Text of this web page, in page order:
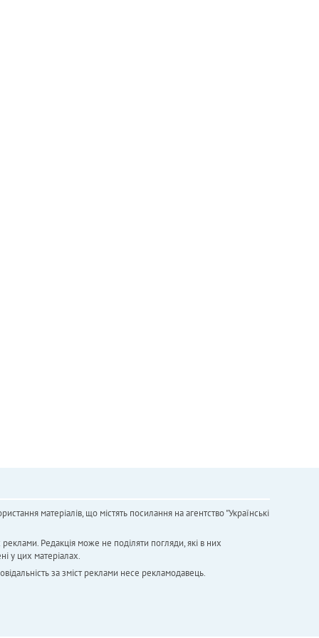
матеріалів, що містять посилання на агентство "Українськi
Редакція може не поділяти погляди, які в них
у цих матеріалах.
за зміст реклами несе рекламодавець.